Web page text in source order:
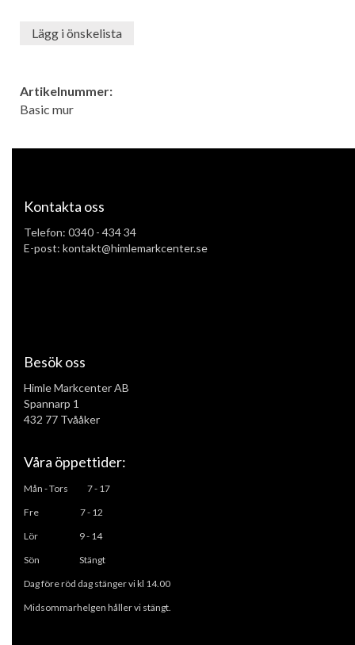
Lägg i önskelista
Artikelnummer:
Basic mur
Kontakta oss
Telefon: 0340 - 434 34
E-post: kontakt@himlemarkcenter.se
Besök oss
Himle Markcenter AB
Spannarp 1
432 77 Tvååker
Våra öppettider:
Mån - Tors
7 - 17
Fre 7 - 12
Lör 9 - 14
Sön Stängt
Dag före röd dag stänger vi kl 14.00
Midsommarhelgen håller vi stängt.